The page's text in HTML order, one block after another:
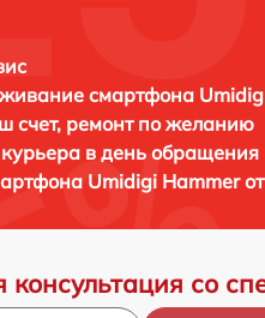
смартфона
счет, ремонт по желанию
в день обращения
Umidigi Hammer
консультация со